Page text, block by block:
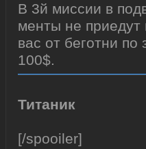
В 3й миссии в
менты не приедут
вас от беготни
100$.
Титаник
[/spooiler]